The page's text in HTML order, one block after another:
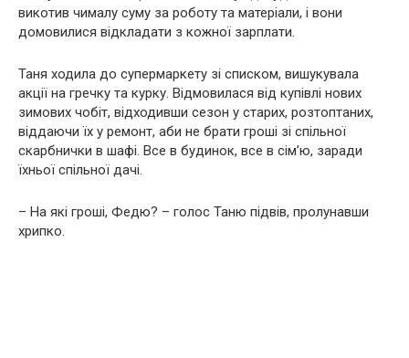
викотив чималу суму за роботу та матеріали, і вони
домовилися відкладати з кожної зарплати.
Таня ходила до супермаркету зі списком, вишукувала
акції на гречку та курку. Відмовилася від купівлі нових
зимових чобіт, відходивши сезон у старих, розтоптаних,
віддаючи їх у ремонт, аби не брати гроші зі спільної
скарбнички в шафі. Все в будинок, все в сім’ю, заради
їхньої спільної дачі.
– На які гроші, Федю? – голос Таню підвів, пролунавши
хрипко.